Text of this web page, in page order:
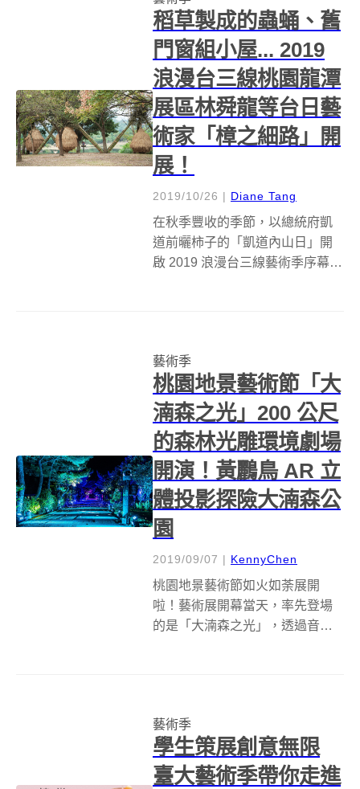
稻草製成的蟲蛹、舊
門窗組小屋... 2019
浪漫台三線桃園龍潭
展區林舜龍等台日藝
術家「樟之細路」開
展！
2019/10/26 | Diane Tang
在秋季豐收的季節，以總統府凱
道前曬柿子的「凱道內山日」開
啟 2019 浪漫台三線藝術季序幕，
園龍潭的「樟之細路．時光撥格─
輕...
藝術季
桃園地景藝術節「大
湳森之光」200 公尺
的森林光雕環境劇場
開演！黃鸝鳥 AR 立
體投影探險大湳森公
園
2019/09/07 | KennyChen
桃園地景藝術節如火如荼展開
啦！藝術展開幕當天，率先登場
的是「大湳森之光」，透過音
森之光以全台族群數量不到 200
隻的黃鸝鳥為...
藝術季
學生策展創意無限
臺大藝術季帶你走進